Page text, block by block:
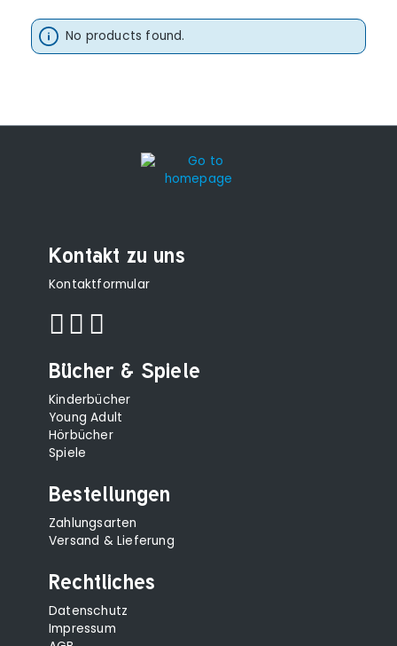
No products found.
Kontakt zu uns
Kontaktformular
Bücher & Spiele
Kinderbücher
Young Adult
Hörbücher
Spiele
Bestellungen
Zahlungsarten
Versand & Lieferung
Rechtliches
Datenschutz
Impressum